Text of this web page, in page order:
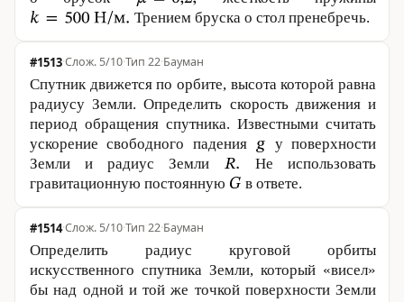
Трением бруска о стол пренебречь.
#1513· 5/10·Тип 22·Бауман
Спутник движется по орбите, высота которой равна
радиусу Земли. Определить скорость движения и
период обращения спутника. Известными считать
ускорение свободного падения
у поверхности
Земли и радиус Земли
Не использовать
гравитационную постоянную
в ответе.
#1514· 5/10·Тип 22·Бауман
Определить радиус круговой орбиты
искусственного спутника Земли, который «висел»
бы над одной и той же точкой поверхности Земли